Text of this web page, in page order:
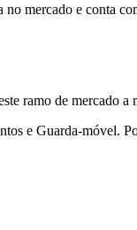
mercado e conta
ramo de mercado a
e Guarda-móvel.